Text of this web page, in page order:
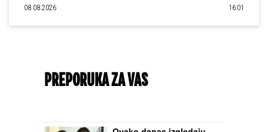
08.08.2026 16:01
PREPORUKA ZA VAS